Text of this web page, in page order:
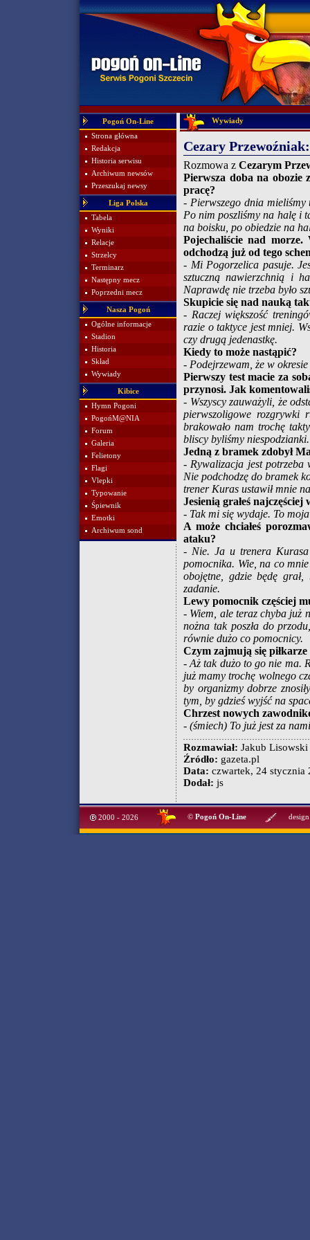
Pogoń On-Line
Strona główna
Redakcja
Historia serwisu
Archiwum newsów
Przeszukaj newsy
Liga Polska
Tabela
Wyniki
Relacje
Strzelcy
Terminarz
Następny mecz
Poprzedni mecz
Nasza Pogoń
Ogólne informacje
Stadion
Historia
Skład
Wywiady
Kibice
Hymn Pogoni
PogońM@NIA
Forum
Galeria
Felietony
Flagi
Vlepki
Typowanie
Śpiewnik
Emotki
Archiwum sond
Wywiady
Cezary
Rozmowa z Cezarym
Pierwsza doba na obozie
pracę?
- Pierwszego dnia
Po nim poszliśmy na halę i
na boisku, po obiedzie na
Pojechaliście nad morze.
odchodzą już od tego
- Mi Pogorzelica pasuje.
sztuczną nawierzchnią i
Naprawdę nie trzeba było
Skupicie się nad nauką
- Raczej większość
razie o taktyce jest mniej.
czy drugą jedenastkę.
Kiedy to może nastąpić?
- Podejrzewam, że w
Pierwszy test macie za
przynosi. Jak
- Wszyscy zauważyli, że
pierwszoligowe rozgrywki
brakowało nam trochę
bliscy byliśmy niespodzianki.
Jedną z bramek zdobył
- Rywalizacja jest potrzeba
Nie podchodzę do bramek
trener Kuras ustawił mnie
Jesienią grałeś
- Tak mi się wydaje. To
A może chciałeś
ataku?
- Nie. Ja u trenera Kurasa
pomocnika. Wie, na co
obojętne, gdzie będę
zadanie.
Lewy pomocnik częściej
- Wiem, ale teraz chyba już
nożna tak poszła do
równie dużo co pomocnicy.
Czym zajmują się
- Aż tak dużo to go nie ma.
już mamy trochę wolnego
by organizmy dobrze
tym, by gdzieś wyjść na
Chrzest nowych
- (śmiech) To już jest za
Rozmawiał: Jakub Lisowski
Źródło: gazeta.pl
Data: czwartek, 24 stycznia
Dodał: js
2000 - 2026 © Pogoń On-Line